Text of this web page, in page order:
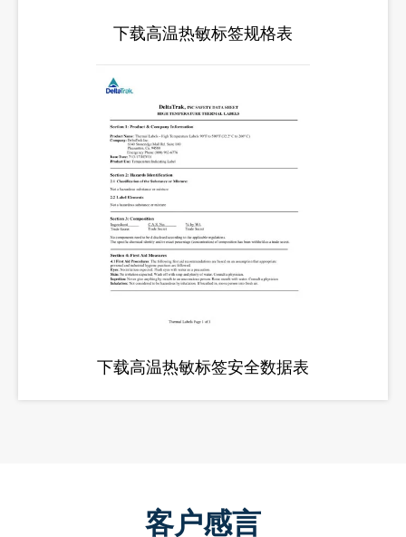
下载高温热敏标签规格表
下载高温热敏标签安全数据表
客户感言